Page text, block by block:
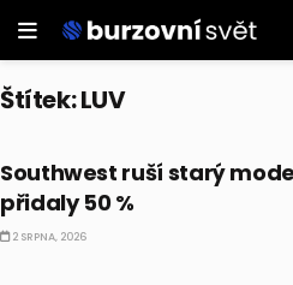
Štítek:LUV
Southwest ruší starý
přidaly 50 %
2 SRPNA, 2026